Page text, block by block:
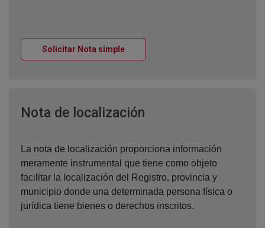
Solicitar Nota simpleVentana nueva
Nota de localización
La nota de localización proporciona información
meramente instrumental que tiene como objeto
facilitar la localización del Registro, provincia y
municipio donde una determinada persona física o
jurídica tiene bienes o derechos inscritos.